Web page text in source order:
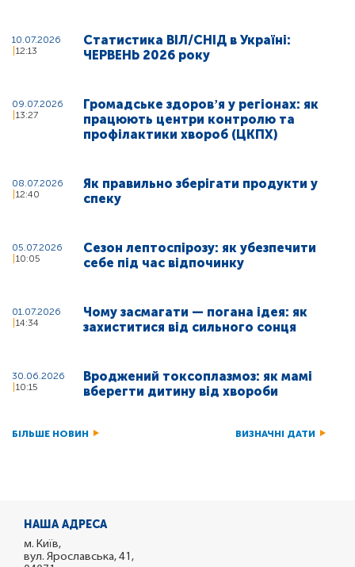
10.07.2026
12:13
Статистика ВІЛ/СНІД в Україні:
ЧЕРВЕНЬ 2026 року
09.07.2026
13:27
Громадське здоровʼя у регіонах: як
працюють центри контролю та
профілактики хвороб (ЦКПХ)
08.07.2026
12:40
Як правильно зберігати продукти у
спеку
05.07.2026
10:05
Сезон лептоспірозу: як убезпечити
себе під час відпочинку
01.07.2026
14:34
Чому засмагати — погана ідея: як
захиститися від сильного сонця
30.06.2026
10:15
Вроджений токсоплазмоз: як мамі
вберегти дитину від хвороби
БІЛЬШЕ НОВИН ВИЗНАЧНІ ДАТИ
НАША АДРЕСА
м. Київ,
вул. Ярославська, 41,